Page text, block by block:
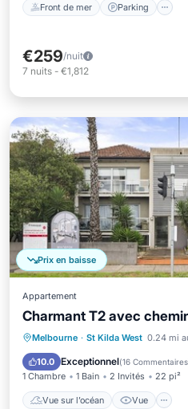
Front de mer Parking
€259/nuit
7 nuits - €1,812
Prix en baisse
Appartement
Charmant T2 avec
Melbourne · St Kilda West 0.24 mi
10.0 Exceptionnel(16 Commentaires
1 Chambre 1 Bain 2 Invités 22 pi²
Vue sur l’océan Vue
Vue sur l’océan
Climatisation